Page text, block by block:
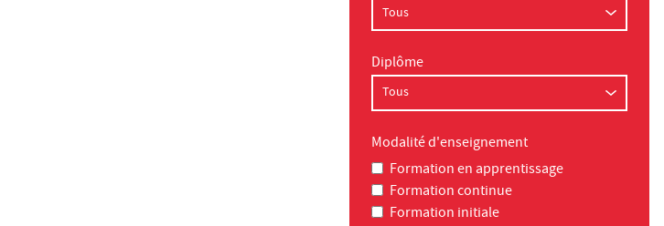
Diplôme
Modalité d'enseignement
Formation en apprentissage
Formation continue
Formation initiale